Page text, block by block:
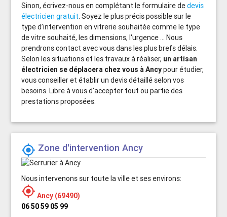
Sinon, écrivez-nous en complétant le formulaire dedevis
électricien gratuit. Soyez le plus précis possible sur le
type d’intervention en vitrerie souhaitée comme le type
de vitre souhaité, les dimensions, l'urgence ... Nous
prendrons contact avec vous dans les plus brefs délais.
Selon les situations et les travaux à réaliser, un artisan
électricien se déplacera chez vous à Ancypour étudier,
vous conseiller et établir un devis détaillé selon vos
besoins. Libre à vous d'accepter tout ou partie des
prestations proposées.
 Zone d'intervention Ancy
Nous intervenons sur toute la ville et ses environs:
 Ancy (69490)
06 50 59 05 99